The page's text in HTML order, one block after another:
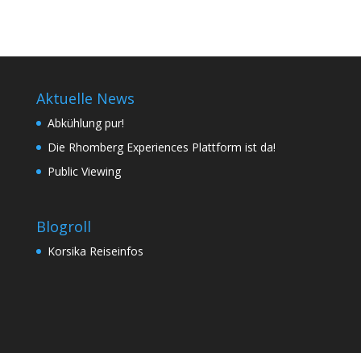
Aktuelle News
Abkühlung pur!
Die Rhomberg Experiences Plattform ist da!
Public Viewing
Blogroll
Korsika Reiseinfos